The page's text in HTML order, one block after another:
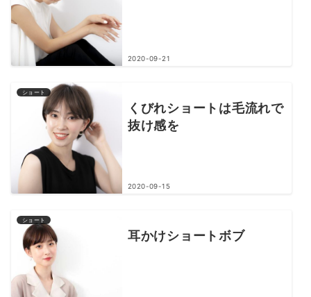
2020-09-21
ショート
くびれショートは毛流れで
抜け感を
2020-09-15
ショート
耳かけショートボブ